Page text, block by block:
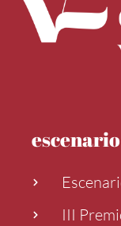
III